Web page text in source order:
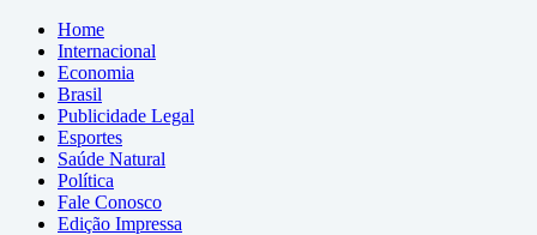
Home
Internacional
Economia
Brasil
Publicidade Legal
Esportes
Saúde Natural
Política
Fale Conosco
Edição Impressa